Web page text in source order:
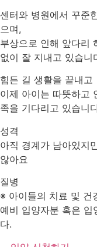
센터와 병원에서 꾸준
으며,
부상으로 인해 앞다리
없이 잘 지내고 있습니
힘든 길 생활을 끝내고
이제 아이는 따뜻하고
족을 기다리고 있습니
성격
아직 경계가 남아있지
않아요
질병
※ 아이들의 치료 및 건
예비 입양자분 혹은 입
다.